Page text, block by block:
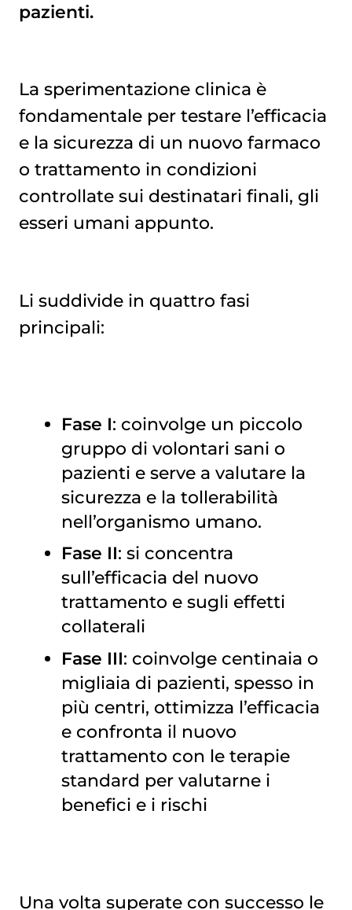
pazienti.
La sperimentazione clinica è
fondamentale per testare l’efficacia
e la sicurezza di un nuovo farmaco
o trattamento in condizioni
controllate sui destinatari finali, gli
esseri umani appunto.
Li suddivide in quattro fasi
principali:
Fase I: coinvolge un piccolo
gruppo di volontari sani o
pazienti e serve a valutare la
sicurezza e la tollerabilità
nell’organismo umano.
Fase II: si concentra
sull’efficacia del nuovo
trattamento e sugli effetti
collaterali
Fase III: coinvolge centinaia o
migliaia di pazienti, spesso in
più centri, ottimizza l’efficacia
e confronta il nuovo
trattamento con le terapie
standard per valutarne i
benefici e i rischi
Una volta superate con successo le